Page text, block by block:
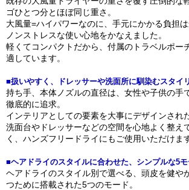
ゴひとつ分とほぼ同じ重さ。
大風量=ハイパワーなのに、手元にかかる負担は
ノンストレスな使い心地をかなえました。
軽くてコンパクトだから、付属のトラベルポー
適しています。
■扱いやすく、ドレッサーや洗面所に馴染むスタイ
持ち手、本体ノズルの直径は、女性や子供の手
徹底的に追求。
インテリアとしての要素を大事にデザインされ
洗面台やドレッサーなどの空間を心地よく整え
く、ハンズフリードライにもご使用いただけま
■ヘアドライのスタイルに合わせた、シンプルな5モ
ヘアドライのスタイル別で選べる、頭皮を健や
つために搭載された5つのモード。